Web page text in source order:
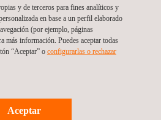
y de terceros para fines analíticos y
en base a un perfil elaborado
(por ejemplo, páginas
más información. Puedes aceptar todas
“Aceptar” o configurarlas o rechazar
Aceptar